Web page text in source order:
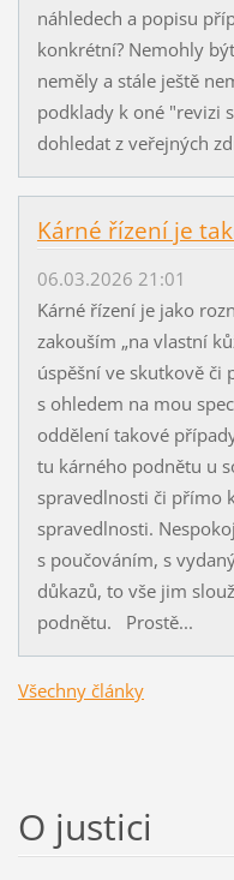
náhledech a popisu
konkrétní? Nemohly
neměly a stále ještě
podklady k oné "revizi
dohledat z veřejných
Kárné řízení je
06.03.2026 21:01
Kárné řízení je jako
zakouším „na vlastní
úspěšní ve skutkově či
s ohledem na mou
oddělení takové
tu kárného podnětu u
spravedlnosti či přímo
spravedlnosti.
s poučováním, s
důkazů, to vše jim
podnětu. Prostě...
Všechny články
O justici